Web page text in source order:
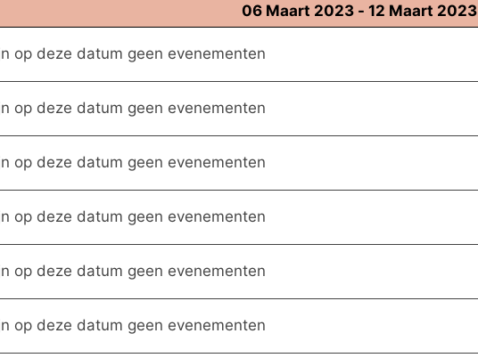
06 Maart 2023 - 12 Maart 2023
op deze datum geen evenementen
op deze datum geen evenementen
op deze datum geen evenementen
op deze datum geen evenementen
op deze datum geen evenementen
op deze datum geen evenementen